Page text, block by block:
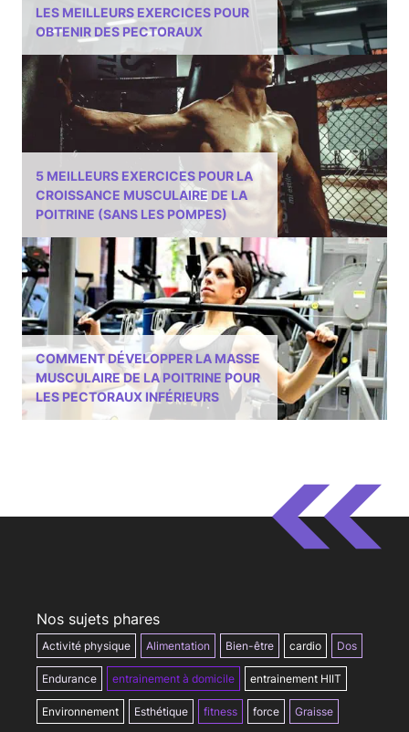
LES MEILLEURS EXERCICES POUR
OBTENIR DES PECTORAUX
5 MEILLEURS EXERCICES POUR LA
CROISSANCE MUSCULAIRE DE LA
POITRINE (SANS LES POMPES)
COMMENT DÉVELOPPER LA MASSE
MUSCULAIRE DE LA POITRINE POUR
LES PECTORAUX INFÉRIEURS
Nos sujets phares
Activité physique Alimentation Bien-être cardio Dos
Endurance entrainement à domicile entrainement HIIT
Environnement Esthétique fitness force Graisse